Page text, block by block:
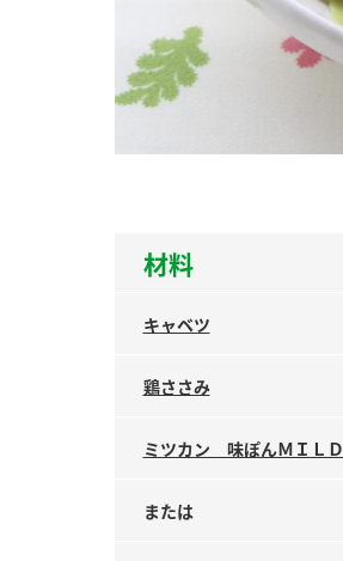
材料
キャベツ
鶏ささみ
ミツカン 味ぽんＭＩＬＤ
または